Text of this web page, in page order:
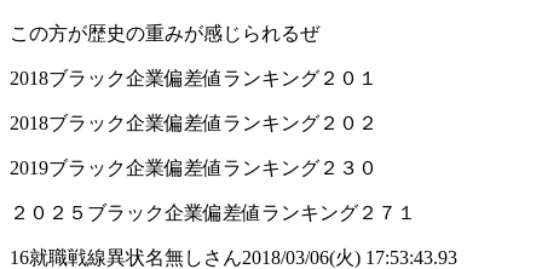
この方が歴史の重みが感じられるぜ
2018ブラック企業偏差値ランキング２０１
2018ブラック企業偏差値ランキング２０２
2019ブラック企業偏差値ランキング２３０
２０２５ブラック企業偏差値ランキング２７１
16就職戦線異状名無しさん2018/03/06(火) 17:53:43.93